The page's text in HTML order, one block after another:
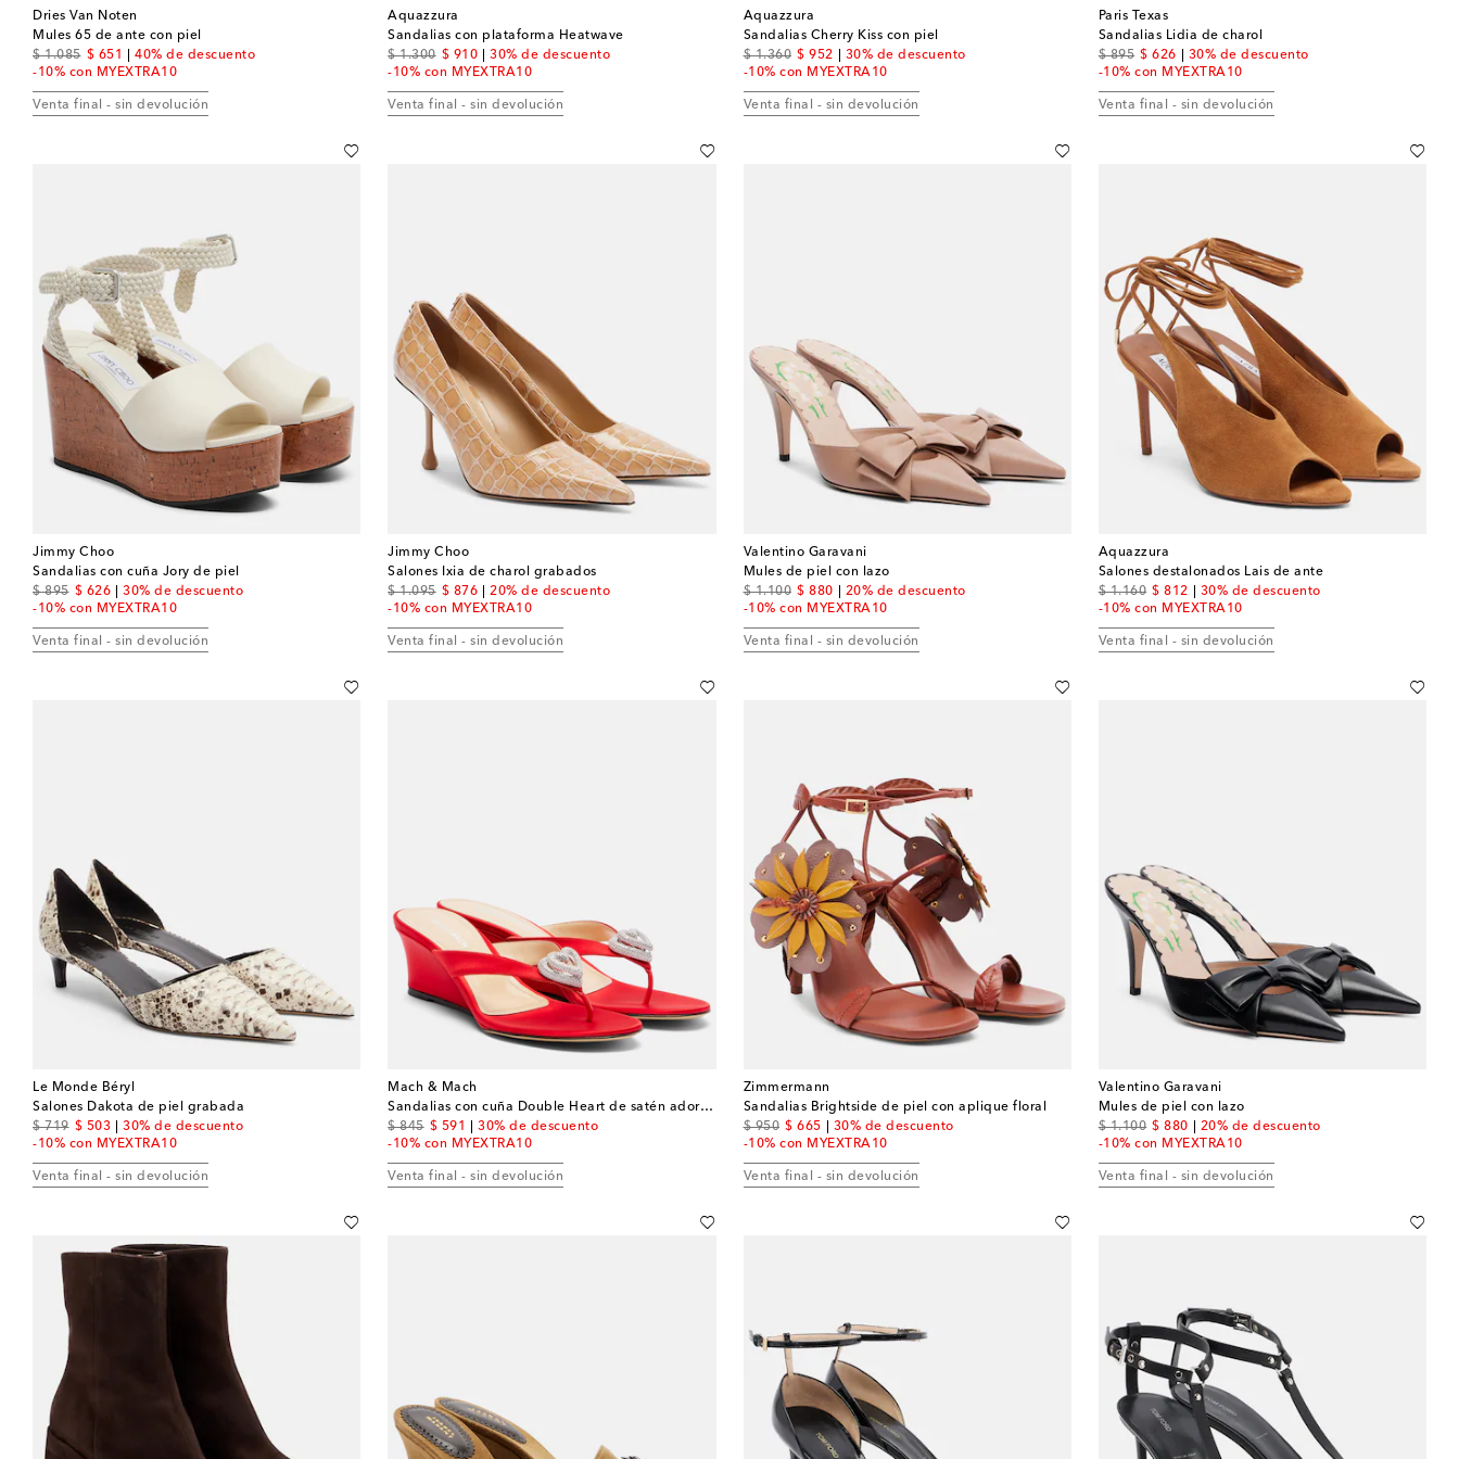
Dries Van Noten
Mules 65 de ante con piel
$ 1.085
original price
$ 651
discount price40% de descuento
-10% con MYEXTRA10
Venta final - sin devolución
Aquazzura
Sandalias con plataforma Heatwave
$ 1.300
original price
$ 910
discount price30% de descuento
-10% con MYEXTRA10
Venta final - sin devolución
Aquazzura
Sandalias Cherry Kiss con piel
$ 1.360
original price
$ 952
discount price30% de descuento
-10% con MYEXTRA10
Venta final - sin devolución
Paris Texas
Sandalias Lidia de charol
$ 895
original price
$ 626
discount price30% de descuento
-10% con MYEXTRA10
Venta final - sin devolución
Jimmy Choo
Sandalias con cuña Jory de piel
$ 895
original price
$ 626
discount price30% de descuento
-10% con MYEXTRA10
Venta final - sin devolución
Jimmy Choo
Salones Ixia de charol grabados
$ 1.095
original price
$ 876
discount price20% de descuento
-10% con MYEXTRA10
Venta final - sin devolución
Valentino Garavani
Mules de piel con lazo
$ 1.100
original price
$ 880
discount price20% de descuento
-10% con MYEXTRA10
Venta final - sin devolución
Aquazzura
Salones destalonados Lais de ante
$ 1.160
original price
$ 812
discount price30% de descuento
-10% con MYEXTRA10
Venta final - sin devolución
Le Monde Béryl
Salones Dakota de piel grabada
$ 719
original price
$ 503
discount price30% de descuento
-10% con MYEXTRA10
Venta final - sin devolución
Mach & Mach
Sandalias con cuña Double Heart de satén adornadas
$ 845
original price
$ 591
discount price30% de descuento
-10% con MYEXTRA10
Venta final - sin devolución
Zimmermann
Sandalias Brightside de piel con aplique floral
$ 950
original price
$ 665
discount price30% de descuento
-10% con MYEXTRA10
Venta final - sin devolución
Valentino Garavani
Mules de piel con lazo
$ 1.100
original price
$ 880
discount price20% de descuento
-10% con MYEXTRA10
Venta final - sin devolución